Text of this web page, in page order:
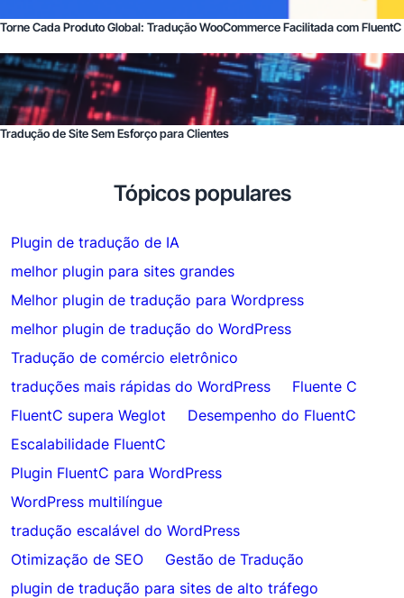
Torne Cada Produto Global: Tradução WooCommerce Facilitada com FluentC
Tradução de Site Sem Esforço para Clientes
Tópicos populares
Plugin de tradução de IA
melhor plugin para sites grandes
Melhor plugin de tradução para Wordpress
melhor plugin de tradução do WordPress
Tradução de comércio eletrônico
traduções mais rápidas do WordPress
Fluente C
FluentC supera Weglot
Desempenho do FluentC
Escalabilidade FluentC
Plugin FluentC para WordPress
WordPress multilíngue
tradução escalável do WordPress
Otimização de SEO
Gestão de Tradução
plugin de tradução para sites de alto tráfego